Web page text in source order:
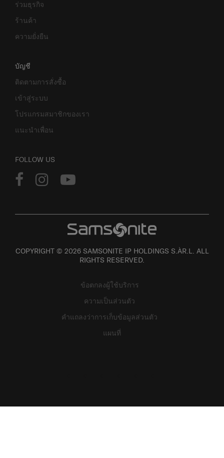
ร่วมธุรกิจ
ร้านค้า
ความยั่งยืน
บัญชี
ติดตามการสั่งซื้อ
เข้าสู่ระบบ
โปรแกรมสมาชิกของเรา
แนะนำเพื่อน
FOLLOW US
COPYRIGHT © 2026 SAMSONITE IP HOLDINGS S.ÀR.L. ALL
RIGHTS RESERVED.
ข้อตกลงผู้ใช้บริการ
ความเป็นส่วนตัว
คำแถลงว่าการเก็บข้อมูลส่วนตัว
แผนที่